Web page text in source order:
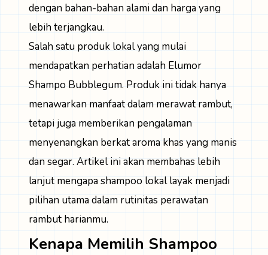
dengan bahan-bahan alami dan harga yang
lebih terjangkau.
Salah satu produk lokal yang mulai
mendapatkan perhatian adalah Elumor
Shampo Bubblegum. Produk ini tidak hanya
menawarkan manfaat dalam merawat rambut,
tetapi juga memberikan pengalaman
menyenangkan berkat aroma khas yang manis
dan segar. Artikel ini akan membahas lebih
lanjut mengapa shampoo lokal layak menjadi
pilihan utama dalam rutinitas perawatan
rambut harianmu.
Kenapa Memilih Shampoo